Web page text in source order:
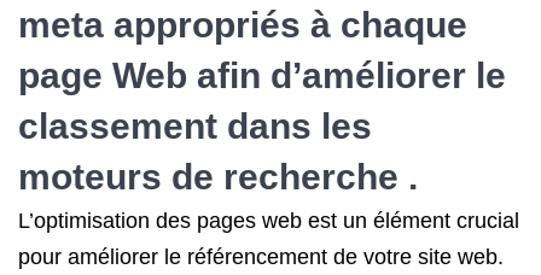
meta appropriés à chaque
page Web afin d’améliorer le
classement dans les
moteurs de recherche .
L’optimisation des pages web est un élément crucial
pour améliorer le référencement de votre site web.